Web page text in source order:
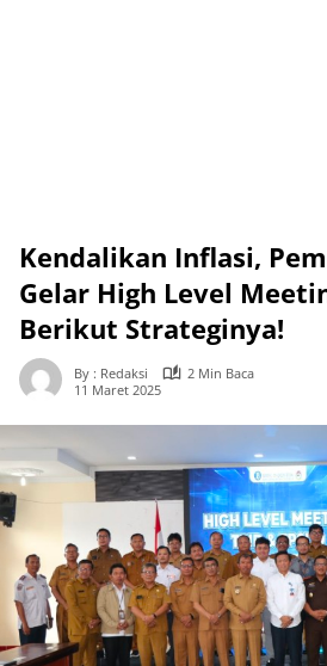
Kendalikan Inflasi,
Gelar High Level
Berikut Strateginya!
By : Redaksi
2 Min Baca
11 Maret 2025